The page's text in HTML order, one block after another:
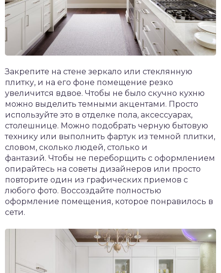
Закрепите на стене зеркало или стеклянную
плитку, и на его фоне помещение резко
увеличится вдвое. Чтобы не было скучно кухню
можно выделить темными акцентами. Просто
используйте это в отделке пола, аксессуарах,
столешнице. Можно подобрать черную бытовую
технику или выполнить фартук из темной плитки,
словом, сколько людей, столько и
фантазий. Чтобы не переборщить с оформлением
опирайтесь на советы дизайнеров или просто
повторите один из графических приемов с
любого фото. Воссоздайте полностью
оформление помещения, которое понравилось в
сети.